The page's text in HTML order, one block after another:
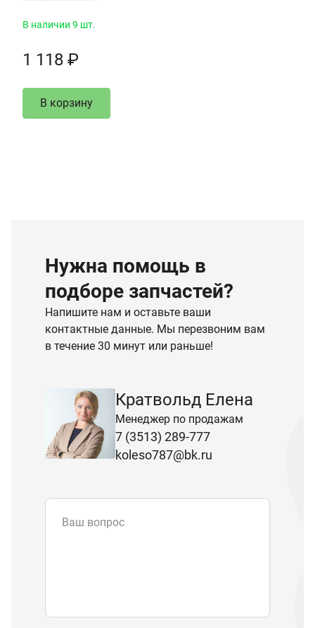
В наличии 9 шт.
1 118 ₽
В корзину
Нужна помощь в
подборе запчастей?
Напишите нам и оставьте ваши
контактные данные. Мы перезвоним вам
в течение 30 минут или раньше!
Кратвольд Елена
Менеджер по продажам
7 (3513) 289-777
koleso787@bk.ru
Ваш вопрос